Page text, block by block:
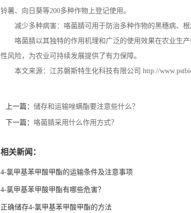
铃薯、向日葵等200多种作物上登记使用。
减少多种病害：咯菌腈可用于防治多种作物的黑穗病、
咯菌腈以其独特的作用机理和广泛的使用效果在农业生
性风险，为农业可持续发展提供了有力保障。
本文来源：江苏磐斯特生化科技有限公司 http://
上一篇： 储存和运输唑螨酯要注意些什么？
下一篇： 咯菌腈采用什么作用方式？
相关新闻：
4-氯甲基苯甲酸甲酯的运输条件及注意事项
4-氯甲基苯甲酸甲酯有哪些危害？
正确储存4-氯甲基苯甲酸甲酯的方法